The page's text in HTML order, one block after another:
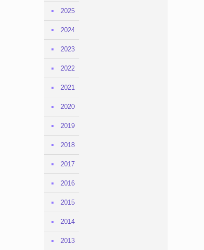
2025
2024
2023
2022
2021
2020
2019
2018
2017
2016
2015
2014
2013